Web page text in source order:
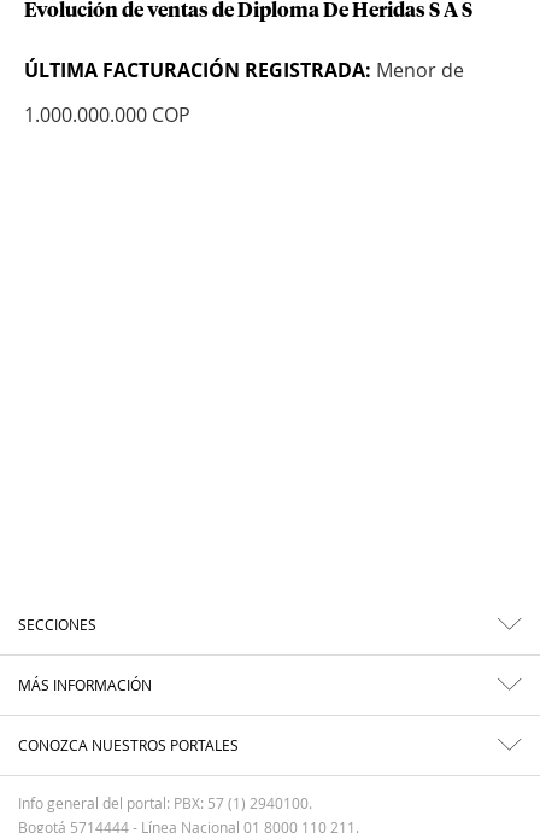
Evolución de ventas de Diploma De Heridas S A S
ÚLTIMA FACTURACIÓN REGISTRADA: Menor de
1.000.000.000 COP
SECCIONES
MÁS INFORMACIÓN
CONOZCA NUESTROS PORTALES
Info general del portal: PBX: 57 (1) 2940100.
Bogotá 5714444 - Línea Nacional 01 8000 110 211.